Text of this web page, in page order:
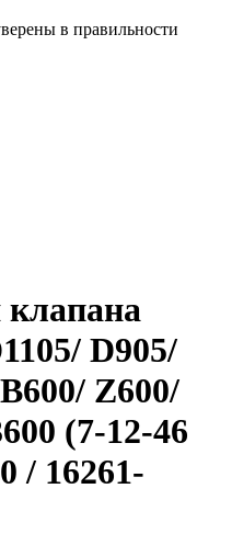
в правильности
D905/
Z600/
(7-12-46
/ 16261-